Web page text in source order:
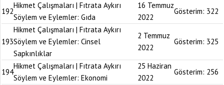
192
Hikmet Çalışmaları | Fıtrata Aykırı
Söylem ve Eylemler: Gıda
16 Temmuz
2022
Gösterim: 322
193
Hikmet Çalışmaları | Fıtrata Aykırı
Söylem ve Eylemler: Cinsel
Sapkınlıklar
2 Temmuz
2022
Gösterim: 325
194
Hikmet Çalışmaları | Fıtrata Aykırı
Söylem ve Eylemler: Ekonomi
25 Haziran
2022
Gösterim: 256